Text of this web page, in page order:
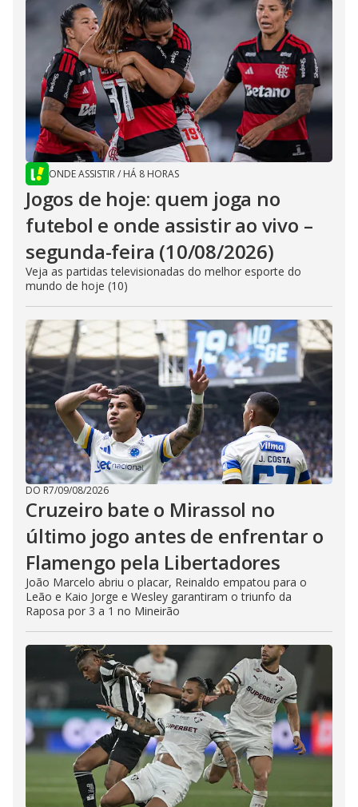
ONDE ASSISTIR/ HÁ 8 HORAS
Jogos de hoje: quem joga no
futebol e onde assistir ao vivo –
segunda-feira (10/08/2026)
Veja as partidas televisionadas do melhor esporte do
mundo de hoje (10)
DO R7/09/08/2026
Cruzeiro bate o Mirassol no
último jogo antes de enfrentar o
Flamengo pela Libertadores
João Marcelo abriu o placar, Reinaldo empatou para o
Leão e Kaio Jorge e Wesley garantiram o triunfo da
Raposa por 3 a 1 no Mineirão